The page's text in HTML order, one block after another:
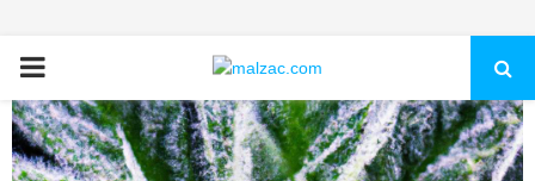
PRIMARY
MENU